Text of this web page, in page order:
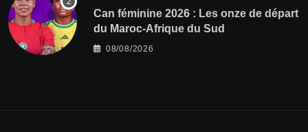
‎Can féminine 2026 : Les onze de départ
du Maroc-Afrique du Sud
08/08/2026